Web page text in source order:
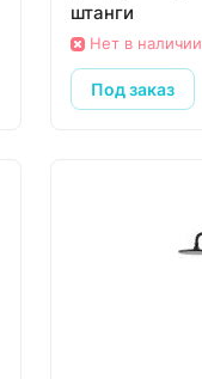
штанги
Нет в наличии
Под заказ